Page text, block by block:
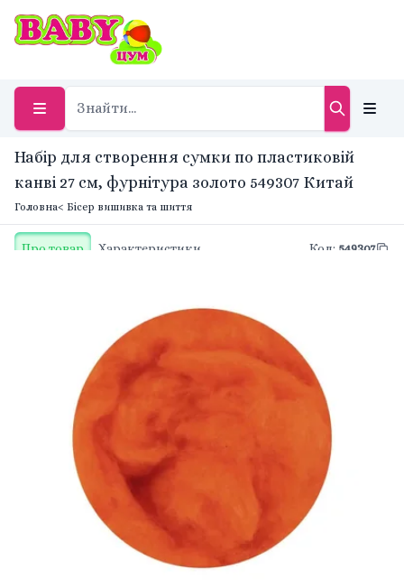
Набір для створення сумки по пластиковій
канві 27 см, фурнітура золото 549307 Китай
Головна< Бісер вишивка та шиття
Про товар Характеристики Код: 549307